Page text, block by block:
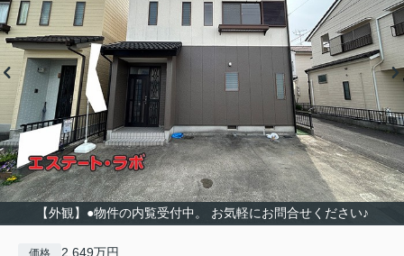
【外観】●物件の内覧受付中。 お気軽にお問合せください♪
2,649万円